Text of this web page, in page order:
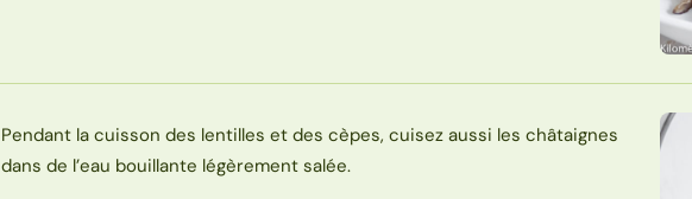
Pendant la cuisson des lentilles et des cèpes, cuisez aussi les châtaignes
dans de l’eau bouillante légèrement salée.